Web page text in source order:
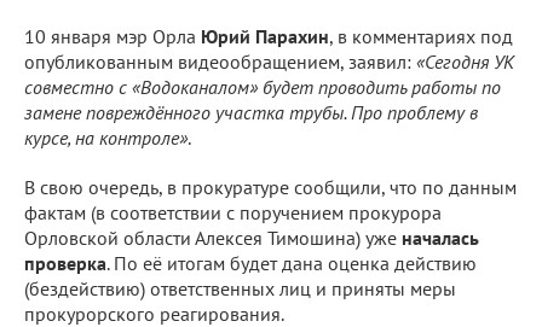
10 января мэр Орла Юрий Парахин, в комментариях под
опубликованным видеообращением, заявил: «Сегодня УК
совместно с «Водоканалом» будет проводить работы по
замене повреждённого участка трубы. Про проблему в
курсе, на контроле».
В свою очередь, в прокуратуре сообщили, что по данным
фактам (в соответствии с поручением прокурора
Орловской области Алексея Тимошина) уже началась
проверка. По её итогам будет дана оценка действию
(бездействию) ответственных лиц и приняты меры
прокурорского реагирования.